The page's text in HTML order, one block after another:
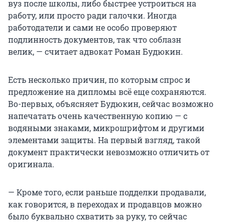
вуз после школы, либо быстрее устроиться на
работу, или просто ради галочки. Иногда
работодатели и сами не особо проверяют
подлинность документов, так что соблазн
велик, — считает адвокат Роман Будюкин.
Есть несколько причин, по которым спрос и
предложение на дипломы всё еще сохраняются.
Во-первых, объясняет Будюкин, сейчас возможно
напечатать очень качественную копию — с
водяными знаками, микрошрифтом и другими
элементами защиты. На первый взгляд, такой
документ практически невозможно отличить от
оригинала.
— Кроме того, если раньше подделки продавали,
как говорится, в переходах и продавцов можно
было буквально схватить за руку, то сейчас